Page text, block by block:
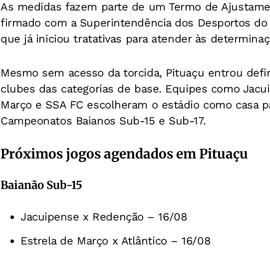
As medidas fazem parte de um Termo de
firmado com a Superintendência dos Desportos do
que já iniciou tratativas para atender às
Mesmo sem acesso da torcida, Pituaçu entrou
clubes das categorias de base. Equipes como
Março e SSA FC escolheram o estádio como casa
Campeonatos Baianos Sub-15 e Sub-17.
Próximos jogos agendados em Pituaçu
Baianão Sub-15
Jacuipense x Redenção – 16/08
Estrela de Março x Atlântico – 16/08